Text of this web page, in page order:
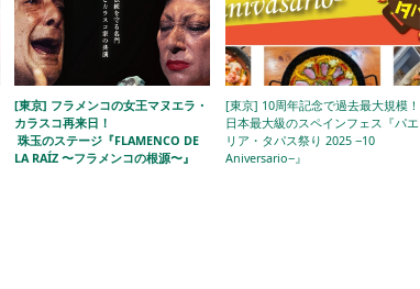
[東京] フラメンコの女王マヌエラ・
カラスコ再来日！
珠玉のステージ『FLAMENCO DE
LA RAÍZ 〜フラメンコの根源〜』
[東京] 10周年記念で過去最大規模！
日本最大級のスペインフェス『パエ
リア・タパス祭り 2025 −10
Aniversario−』